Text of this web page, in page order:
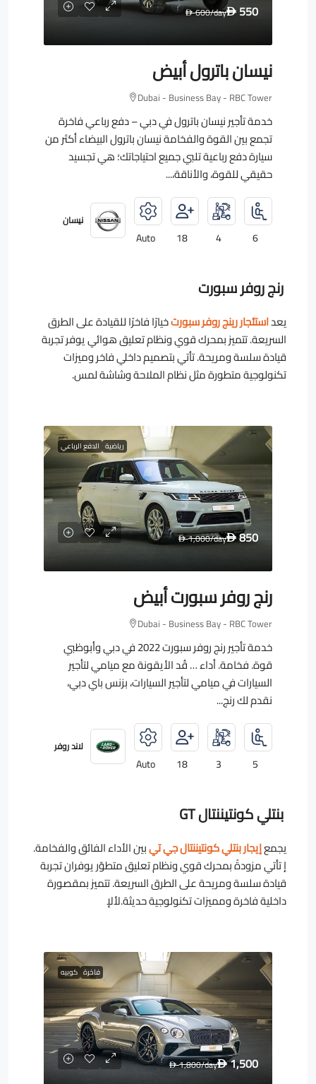
D 550
D600/day
نيسان باترول أبيض
Dubai - Business Bay - RBC Tower
خدمة تأجير نيسان باترول في دبي – دفع رباعي فاخرة
تجمع بين القوة والفخامة نيسان باترول البيضاء أكثر من
سيارة دفع رباعية تلبي جميع احتياجاتك؛ هي تجسيد
حقيقي للقوة، والأناقة،...
6
4
18
Auto
نيسان
رنج روفر سبورت
يعداستئجار رينج روفر سبورتخيارًا فاخرًا للقيادة على الطرق
السريعة. تتميز بمحرك قوي ونظام تعليق هوائي يوفر تجربة
قيادة سلسة ومريحة. تأتي بتصميم داخلي فاخر وميزات
تكنولوجية متطورة مثل نظام الملاحة وشاشة لمس.
رياضية الدفع الرباعي
D850
D1,000/day
رنج روفر سبورت أبيض
Dubai - Business Bay - RBC Tower
خدمة تأجير رنج روفر سبورت 2022 في دبي وأبوظبي
قوة. فخامة. أداء … قُد الأيقونة مع ميامي لتأجير
السيارات في ميامي لتأجير السيارات، بزنس باي دبي،
نقدم لك رنج...
5
3
18
Auto
لاند روفر
بنتلي كونتيننتال GT
يجمعإيجار بنتلي كونتيننتال جي تيبين الأداء الفائق والفخامة.
إ تأتي مزودةً بمحرك قوي ونظام تعليق متطوّر يوفران تجربة
قيادة سلسة ومريحة على الطرق السريعة. تتميز بمقصورة
داخلية فاخرة ومميزات تكنولوجية حديثة.لألإ
فاخرة كوبيه
D1,500
D1,800/day